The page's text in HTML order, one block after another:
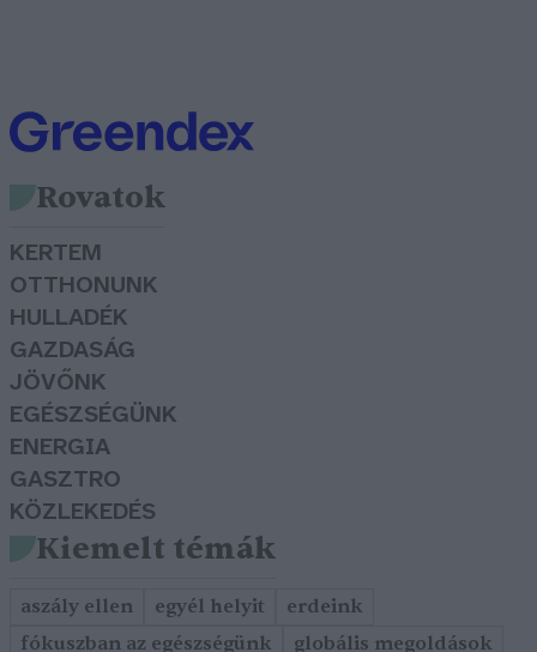
Rovatok
KERTEM
OTTHONUNK
HULLADÉK
GAZDASÁG
JÖVŐNK
EGÉSZSÉGÜNK
ENERGIA
GASZTRO
KÖZLEKEDÉS
Kiemelt témák
aszály ellen egyél helyit
erdeink
fókuszban az egészségünk
globális megoldások